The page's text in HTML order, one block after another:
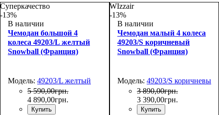
Суперкачество
-13%
В наличии
Чемодан большой 4
колеса 49203/L желтый
Snowball (Франция)
Модель: 49203/L желтый
5 590,00грн.
4 890,00грн.
Купить
WIzzair
-13%
В наличии
Чемодан малый 4 колеса
49203/S коричневый
Snowball (Франция)
Модель: 49203/S коричневый
3 890,00грн.
3 390,00грн.
Купить